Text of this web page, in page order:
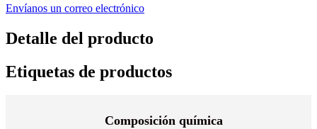
Envíanos un correo electrónico
Detalle del producto
Etiquetas de productos
Composición química